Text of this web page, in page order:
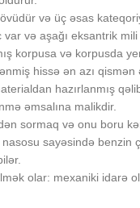
və üç əsas
və aşağı eksantrik
korpusa və korpusda
hissə ən azı qismən
hazırlanmış
əmsalına malikdir.
sormaq və onu boru
sayəsində benzin
olar: mexaniki idarə